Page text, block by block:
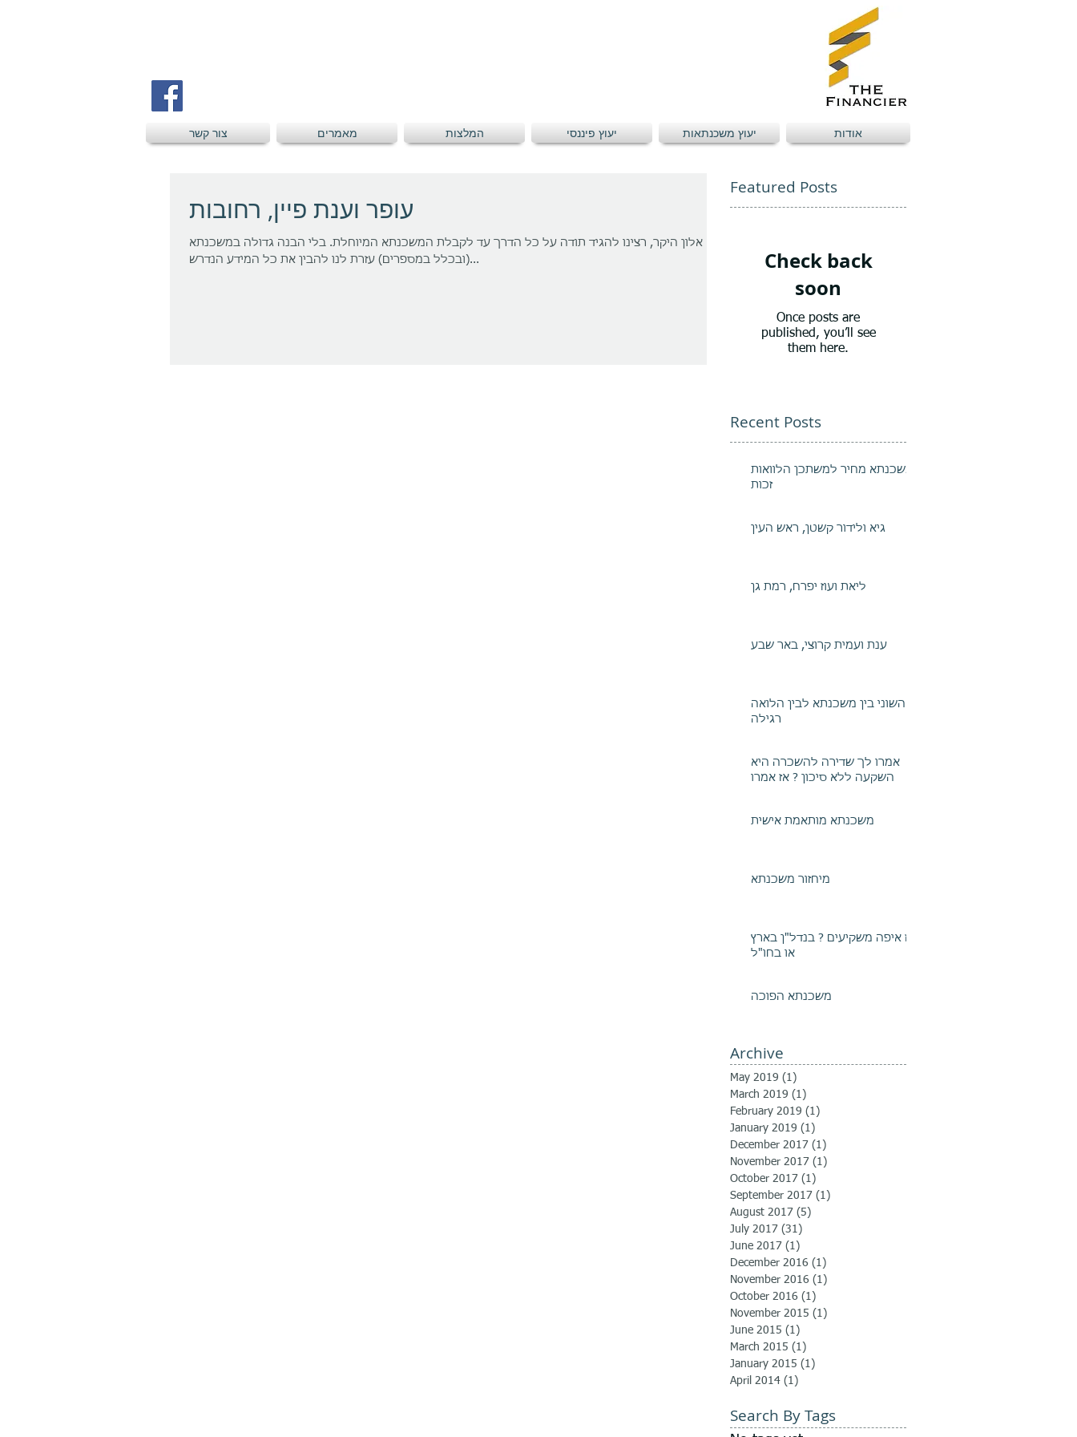
צור קשר מאמרים המלצות יעוץ פיננסי יעוץ משכנתאות אודות
עופר וענת פיין, רחובות
אלון היקר, רצינו להגיד תודה על כל הדרך עד לקבלת המשכנתא המיוחלת. בלי הבנה גדולה במשכנתא
(ובכלל במספרים) עזרת לנו להבין את כל המידע הנדרש...
Featured Posts
Check back
soon
Once posts are
published, you’ll see
them here.
Recent Posts
משכנתא מחיר למשתכן הלוואות
זכות
גיא ולידור קשטן, ראש העין
ליאת ועוז יפרח, רמת גן
ענת ועמית קרוצי, באר שבע
השוני בין משכנתא לבין הלואה
רגילה
אמרו לך שדירה להשכרה היא
השקעה ללא סיכון ? אז אמרו
משכנתא מותאמת אישית
מיחזור משכנתא
אז איפה משקיעים ? בנדל"ן בארץ
או בחו"ל
משכנתא הפוכה
Archive
May 2019 (1)
March 2019 (1)
February 2019 (1)
January 2019 (1)
December 2017 (1)
November 2017 (1)
October 2017 (1)
September 2017 (1)
August 2017 (5)
July 2017 (31)
June 2017 (1)
December 2016 (1)
November 2016 (1)
October 2016 (1)
November 2015 (1)
June 2015 (1)
March 2015 (1)
January 2015 (1)
April 2014 (1)
Search By Tags